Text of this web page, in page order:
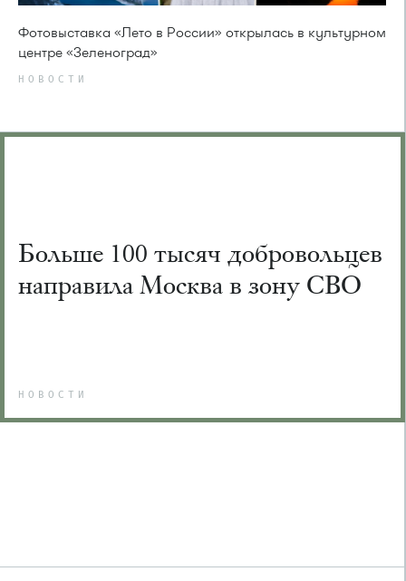
Фотовыставка «Лето в России» открылась в культурном
центре «Зеленоград»
НОВОСТИ
Больше 100 тысяч добровольцев
направила Москва в зону СВО
НОВОСТИ